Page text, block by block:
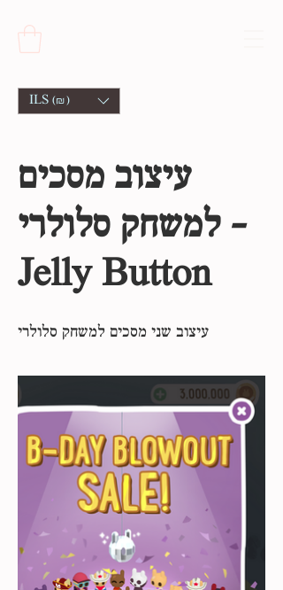
ILS (₪)
עיצוב מסכים
למשחק סלולרי -
Jelly Button
עיצוב שני מסכים למשחק סלולרי